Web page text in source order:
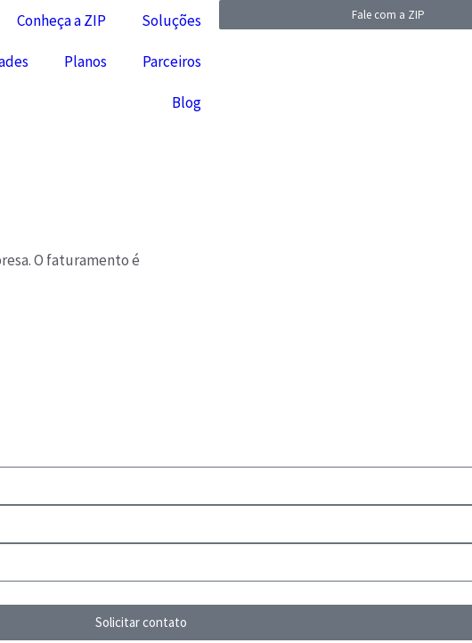
Conheça a ZIP Soluções
Planos Parceiros
Blog
Fale com a ZIP
O faturamento é
Solicitar contato